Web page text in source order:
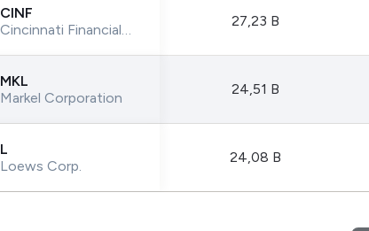
CINF
Cincinnati Financial Corporation
27,23 B
MKL
Markel Corporation
24,51 B
L
Loews Corp.
24,08 B